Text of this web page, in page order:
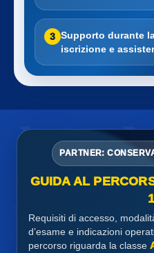
3 Supporto durante
iscrizione e
PARTNER:
GUIDA AL
Requisiti di accesso,
d’esame e indicazioni
percorso riguarda la classe